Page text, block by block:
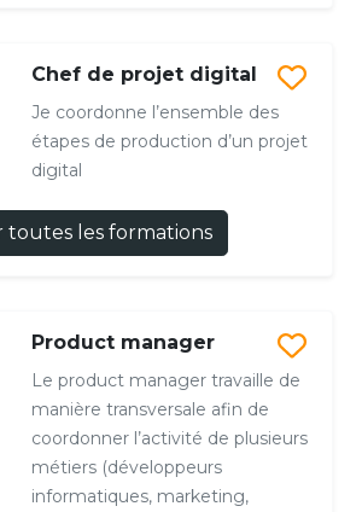
Chef de projet digital
Je coordonne l’ensemble des
étapes de production d’un projet
digital
toutes les formations
Product manager
Le product manager travaille de
manière transversale afin de
coordonner l’activité de plusieurs
métiers (développeurs
informatiques, marketing,